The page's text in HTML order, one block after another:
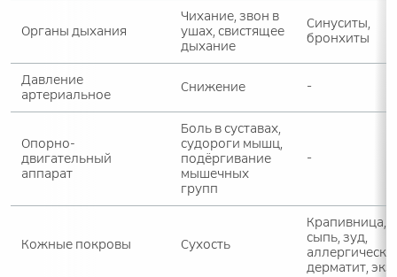
Органы дыхания
Чихание, звон в
ушах, свистящее
дыхание
Синуситы,
бронхиты
Давление
артериальное
Снижение -
Опорно-
двигательный
аппарат
Боль в суставах,
судороги мышц,
подёргивание
мышечных
групп
-
Кожные покровы Сухость
Крапивница,
сыпь, зуд,
дерматит,